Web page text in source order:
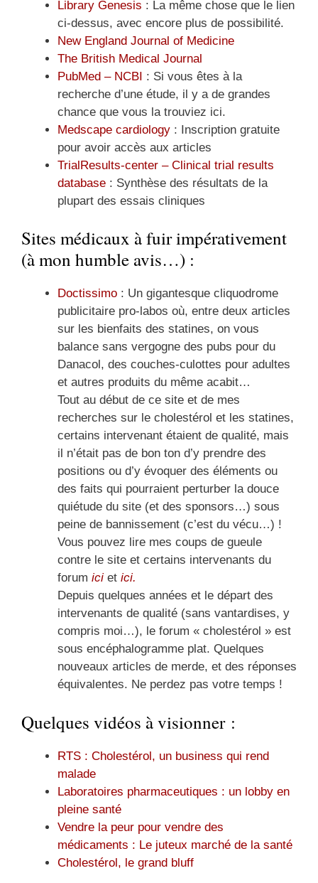
Library Genesis : La même chose que le lien
ci-dessus, avec encore plus de possibilité.
New England Journal of Medicine
The British Medical Journal
PubMed – NCBI : Si vous êtes à la
recherche d’une étude, il y a de grandes
chance que vous la trouviez ici.
Medscape cardiology : Inscription gratuite
pour avoir accès aux articles
TrialResults-center – Clinical trial results
database : Synthèse des résultats de la
plupart des essais cliniques
Sites médicaux à fuir impérativement
(à mon humble avis…) :
Doctissimo : Un gigantesque cliquodrome
publicitaire pro-labos où, entre deux articles
sur les bienfaits des statines, on vous
balance sans vergogne des pubs pour du
Danacol, des couches-culottes pour adultes
et autres produits du même acabit…
Tout au début de ce site et de mes
recherches sur le cholestérol et les statines,
certains intervenant étaient de qualité, mais
il n’était pas de bon ton d’y prendre des
positions ou d’y évoquer des éléments ou
des faits qui pourraient perturber la douce
quiétude du site (et des sponsors…) sous
peine de bannissement (c’est du vécu…) !
Vous pouvez lire mes coups de gueule
contre le site et certains intervenants du
forum ici et ici.
Depuis quelques années et le départ des
intervenants de qualité (sans vantardises, y
compris moi…), le forum « cholestérol » est
sous encéphalogramme plat. Quelques
nouveaux articles de merde, et des réponses
équivalentes. Ne perdez pas votre temps !
Quelques vidéos à visionner :
RTS : Cholestérol, un business qui rend
malade
Laboratoires pharmaceutiques : un lobby en
pleine santé
Vendre la peur pour vendre des
médicaments : Le juteux marché de la santé
Cholestérol, le grand bluff